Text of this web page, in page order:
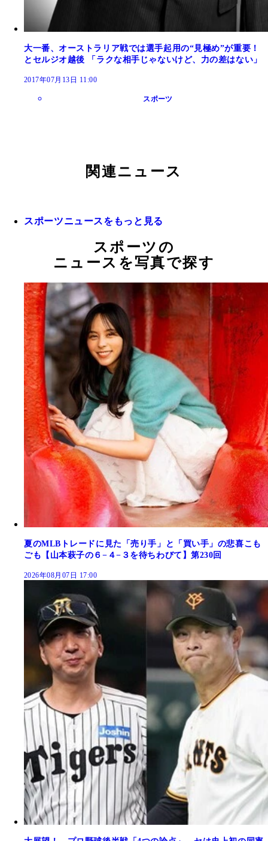
大一番、オーストラリア戦では選手起用の“見極め”が重要！
とセルジオ越後 「ラクな相手じゃないけど、力の差はない」
2017年07月13日 11:00
スポーツ
関連ニュース
スポーツニュースをもっと見る
スポーツの
ニュースを写真で探す
夏のMLBトレードに見た「売り手」と「買い手」の悲喜こも
ごも【山本萩子の６−４−３を待ちわびて】第230回
2026年08月07日 17:00